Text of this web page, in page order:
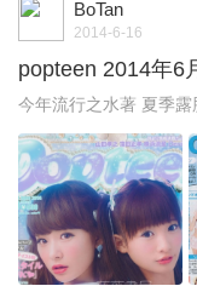
BoTan
2014-6-16
popteen 2014年6
今年流行之水著 夏季